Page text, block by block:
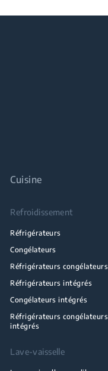
Cuisine
Refroidissement
Réfrigérateurs
Congélateurs
Réfrigérateurs congélateurs
Réfrigérateurs intégrés
Congélateurs intégrés
Réfrigérateurs congélateurs
intégrés
Lave-vaisselle